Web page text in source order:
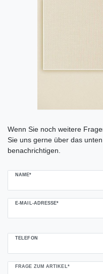
Wenn Sie noch weitere
Sie uns gerne über das
benachrichtigen.
NAME*
E-MAIL-ADRESSE*
TELEFON
FRAGE ZUM ARTIKEL*